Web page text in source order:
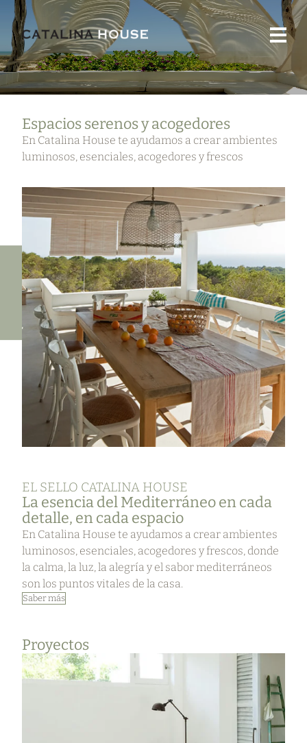
Esencia
Tienda
Prensa
Contacto
Espacios serenos y acogedores
En Catalina House te ayudamos a crear ambientes
luminosos, esenciales, acogedores y frescos
EL SELLO CATALINA HOUSE
La esencia del Mediterráneo en cada
detalle, en cada espacio
En Catalina House te ayudamos a crear ambientes
luminosos, esenciales, acogedores y frescos, donde
la calma, la luz, la alegría y el sabor mediterráneos
son los puntos vitales de la casa.
Saber más
Proyectos